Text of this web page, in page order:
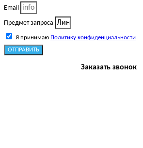
Email
Предмет запроса
Я принимаю Политику конфиденциальности
ОТПРАВИТЬ
Заказать звонок